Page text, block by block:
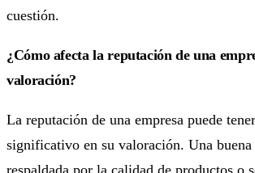
cuestión.
¿Cómo afecta la reputación de una
valoración?
La reputación de una empresa puede
significativo en su valoración. Una buena